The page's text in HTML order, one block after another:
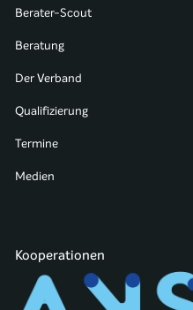
Berater-Scout
Beratung
Der Verband
Qualifizierung
Termine
Medien
Kooperationen